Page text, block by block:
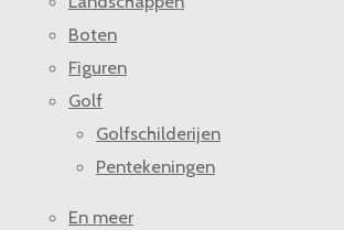
Boten
Figuren
Golf
Golfschilderijen
Pentekeningen
En meer